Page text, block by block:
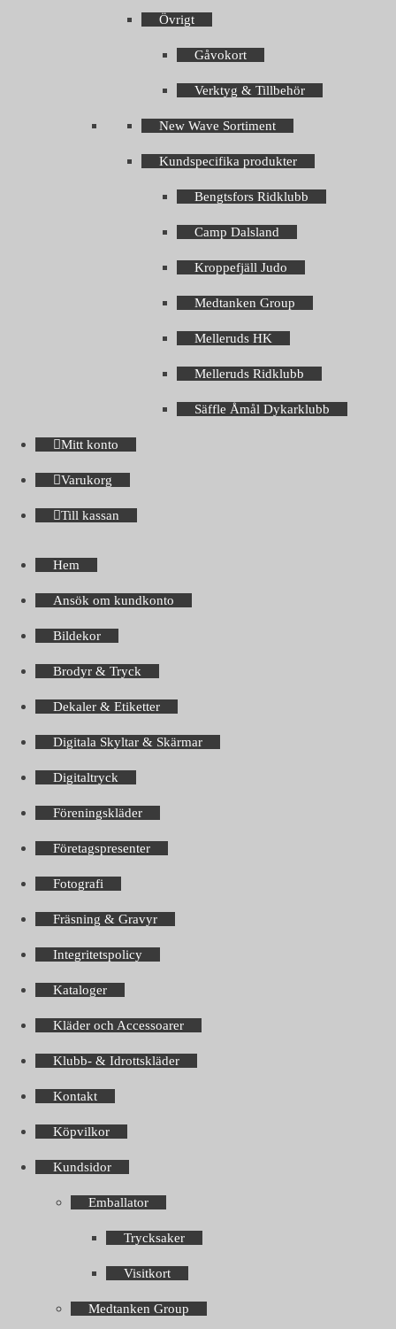
Övrigt
Gåvokort
Verktyg & Tillbehör
New Wave Sortiment
Kundspecifika produkter
Bengtsfors Ridklubb
Camp Dalsland
Kroppefjäll Judo
Medtanken Group
Melleruds HK
Melleruds Ridklubb
Säffle Åmål Dykarklubb
Mitt konto
Varukorg
Till kassan
Hem
Ansök om kundkonto
Bildekor
Brodyr & Tryck
Dekaler & Etiketter
Digitala Skyltar & Skärmar
Digitaltryck
Föreningskläder
Företagspresenter
Fotografi
Fräsning & Gravyr
Integritetspolicy
Kataloger
Kläder och Accessoarer
Klubb- & Idrottskläder
Kontakt
Köpvilkor
Kundsidor
Emballator
Trycksaker
Visitkort
Medtanken Group